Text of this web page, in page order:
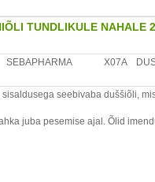
Laureth Sulfosuccinate,
Glycine, Magnesium
Benzoate, CI 61570,
OÜ, Pikk 14, 51013
TUNDLIKULE NAHALE
SEBAPHARMA X07A
seebivaba duššiõli,
juba pesemise ajal. Õlid
seebivaba. Ei sisalda säilitus- ja